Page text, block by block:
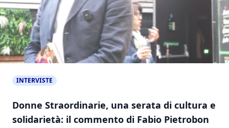
INTERVISTE
Donne Straordinarie, una serata di cultura e
solidarietà: il commento di Fabio Pietrobon